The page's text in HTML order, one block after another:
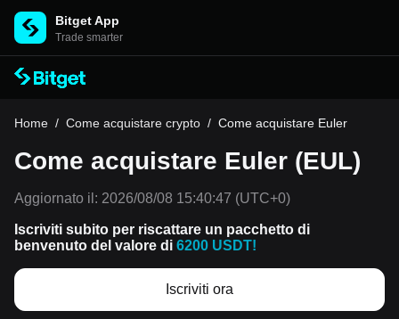
Bitget App
Trade smarter
Home / Come acquistare crypto / Come acquistare Euler
Come acquistare Euler (EUL)
Aggiornato il: 2026/08/08 15:40:47 (UTC+0)
Iscriviti subito per riscattare un pacchetto di
benvenuto del valore di 6200 USDT!
Iscriviti ora